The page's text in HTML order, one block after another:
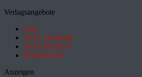
Verlagsangebote
Abo
ZEIT Akademie
ZEIT REISEN
Partnersuche
Anzeigen